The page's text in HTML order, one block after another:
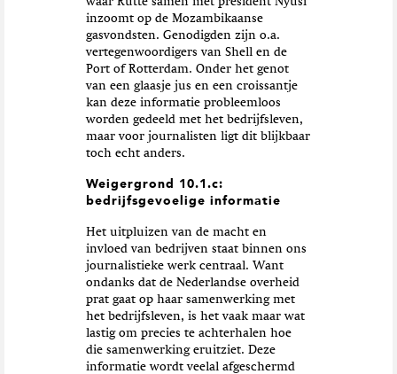
inzoomt op de Mozambikaanse
gasvondsten. Genodigden zijn o.a.
vertegenwoordigers van Shell en de
Port of Rotterdam. Onder het genot
van een glaasje jus en een croissantje
kan deze informatie probleemloos
worden gedeeld met het bedrijfsleven,
maar voor journalisten ligt dit blijkbaar
toch echt anders.
Weigergrond 10.1.c:
bedrijfsgevoelige informatie
Het uitpluizen van de macht en
invloed van bedrijven staat binnen ons
journalistieke werk centraal. Want
ondanks dat de Nederlandse overheid
prat gaat op haar samenwerking met
het bedrijfsleven, is het vaak maar wat
lastig om precies te achterhalen hoe
die samenwerking eruitziet. Deze
informatie wordt veelal afgeschermd